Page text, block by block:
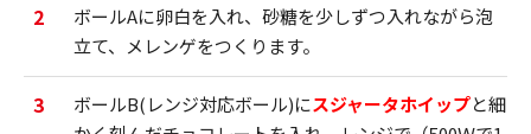
2
ボールAに卵白を入れ、砂糖を少しずつ入れながら泡
立て、メレンゲをつくります。
3 ボールB(レンジ対応ボール)にスジャータホイップと細